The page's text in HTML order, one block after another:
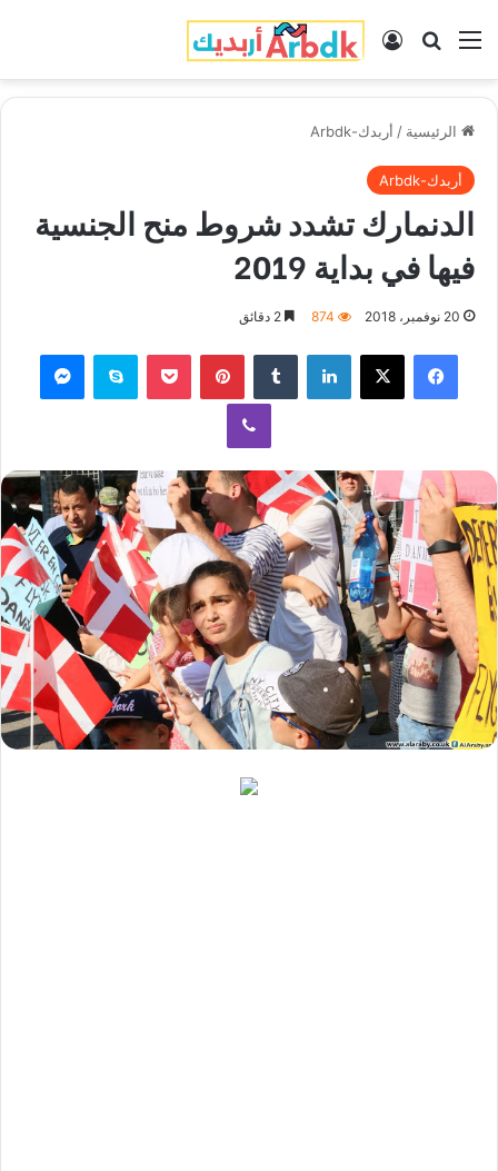
القائمة بحث عنتسجيل الدخول
الرئيسية / أربدك-Arbdk
أربدك-Arbdk
الدنمارك تشدد شروط منح الجنسية
فيها في بداية 2019
20 نوفمبر، 2018 874
فيسبوك لينكدإن بينتيريست سكايب
ڤايبر